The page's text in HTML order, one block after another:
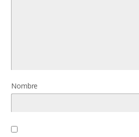
Nombre